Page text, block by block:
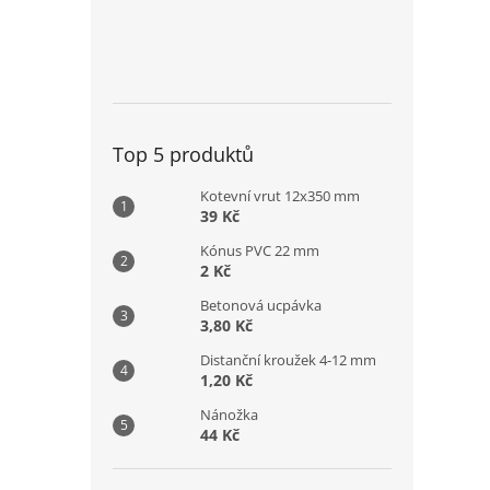
Top 5 produktů
Kotevní vrut 12x350 mm
39 Kč
Kónus PVC 22 mm
2 Kč
Betonová ucpávka
3,80 Kč
Distanční kroužek 4-12 mm
1,20 Kč
Nánožka
44 Kč